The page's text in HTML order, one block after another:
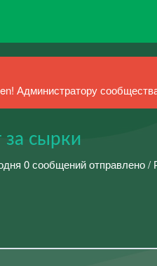
Администратору
за сырки
0 сообщений отправлено /